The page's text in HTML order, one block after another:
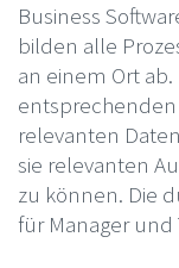
Business
bilden alle
an einem Ort
relevanten
sie relevanten
zu können. Die
für Manager